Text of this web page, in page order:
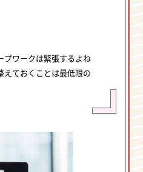
プワークは緊張するよね
えておくことは最低限の